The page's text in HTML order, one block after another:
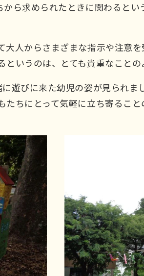
ら求められたときに関わると
人からさまざまな指示や注意
いうのは、とても貴重なことの
遊びに来た幼児の姿が見られ
ちにとって気軽に立ち寄るこ